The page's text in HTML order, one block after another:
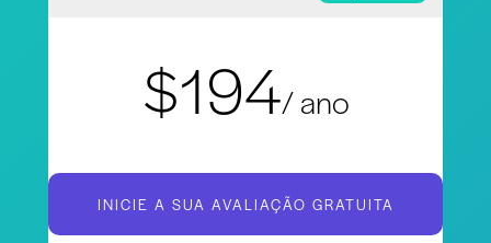
$194/ ano
INICIE A SUA AVALIAÇÃO GRATUITA